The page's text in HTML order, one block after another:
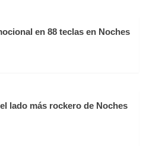
en 88 teclas en Noches
lado más rockero de Noches